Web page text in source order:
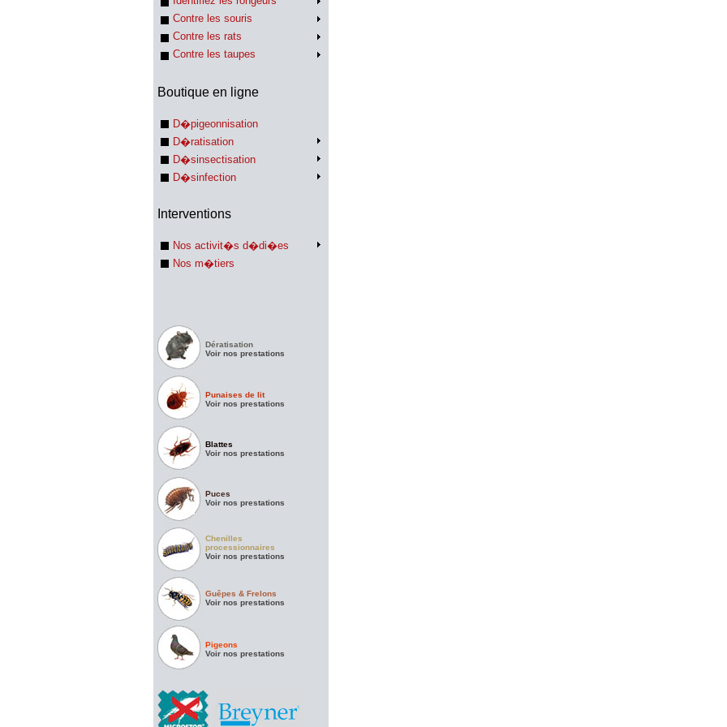
Contre les souris
Contre les rats
Contre les taupes
Boutique en ligne
D�pigeonnisation
D�ratisation
D�sinsectisation
D�sinfection
Interventions
Nos activit�s d�di�es
Nos m�tiers
Dératisation
Voir nos prestations
Punaises de lit
Voir nos prestations
Blattes
Voir nos prestations
Puces
Voir nos prestations
Chenilles
processionnaires
Voir nos prestations
Guêpes & Frelons
Voir nos prestations
Pigeons
Voir nos prestations